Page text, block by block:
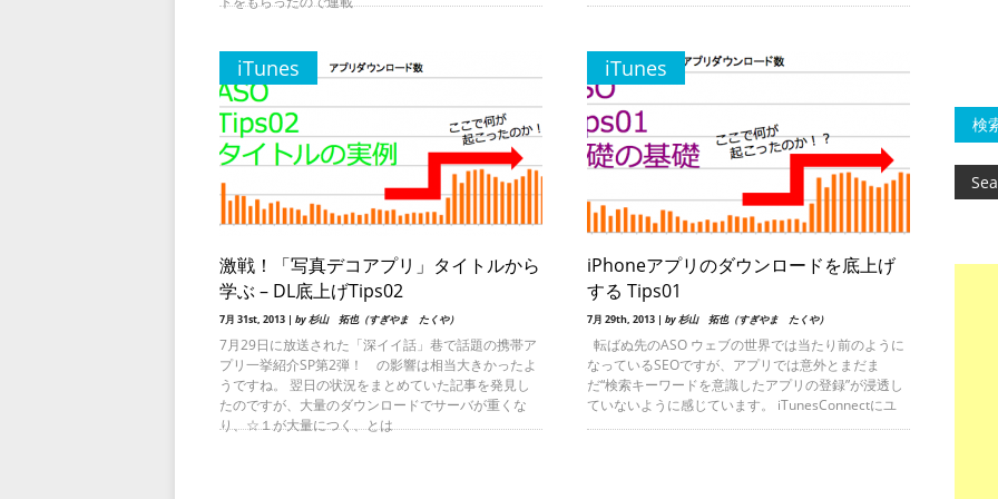
iTunes
激戦！「写真デコアプリ」タイトルから
学ぶ – DL底上げTips02
7月 31st, 2013 | by 杉山 拓也（すぎやま たくや）
7月29日に放送された「深イイ話」巷で話題の携帯ア
プリ一挙紹介SP第2弾！ の影響は相当大きかったよ
うですね。 翌日の状況をまとめていた記事を発見し
たのですが、大量のダウンロードでサーバが重くな
り、☆１が大量につく、とは
iTunes
iPhoneアプリのダウンロードを底上げ
する Tips01
7月 29th, 2013 | by 杉山 拓也（すぎやま たくや）
転ばぬ先のASO ウェブの世界では当たり前のように
なっているSEOですが、アプリでは意外とまだま
だ“検索キーワードを意識したアプリの登録”が浸透し
ていないように感じています。 iTunesConnectにユ
検